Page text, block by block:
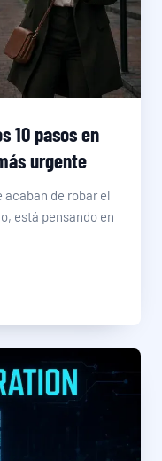
10 pasos en
urgente
acaban de robar el
está pensando en